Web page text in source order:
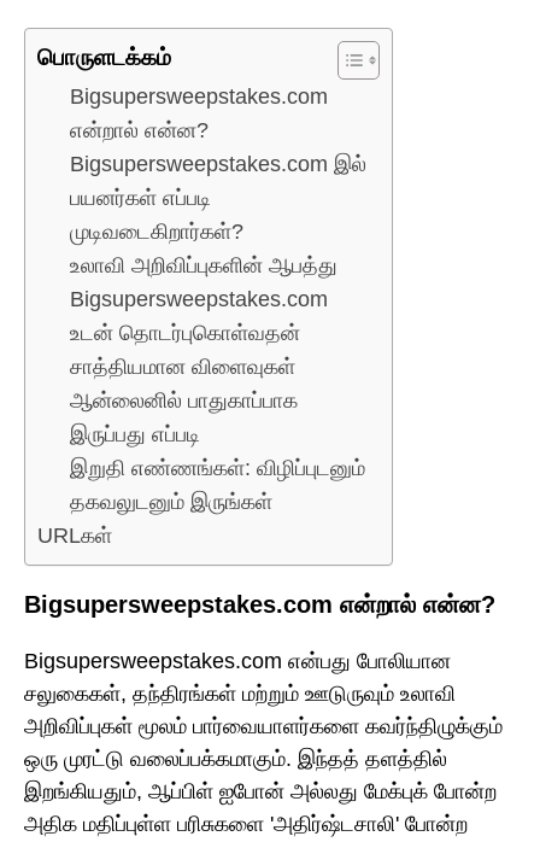
பொருளடக்கம்
Bigsupersweepstakes.com
என்றால் என்ன?
Bigsupersweepstakes.com இல்
பயனர்கள் எப்படி
முடிவடைகிறார்கள்?
உலாவி அறிவிப்புகளின் ஆபத்து
Bigsupersweepstakes.com
உடன் தொடர்புகொள்வதன்
சாத்தியமான விளைவுகள்
ஆன்லைனில் பாதுகாப்பாக
இருப்பது எப்படி
இறுதி எண்ணங்கள்: விழிப்புடனும்
தகவலுடனும் இருங்கள்
URLகள்
Bigsupersweepstakes.com என்றால் என்ன?
Bigsupersweepstakes.com என்பது போலியான
சலுகைகள், தந்திரங்கள் மற்றும் ஊடுருவும் உலாவி
அறிவிப்புகள் மூலம் பார்வையாளர்களை கவர்ந்திழுக்கும்
ஒரு முரட்டு வலைப்பக்கமாகும். இந்தத் தளத்தில்
இறங்கியதும், ஆப்பிள் ஐபோன் அல்லது மேக்புக் போன்ற
அதிக மதிப்புள்ள பரிசுகளை 'அதிர்ஷ்டசாலி' போன்ற